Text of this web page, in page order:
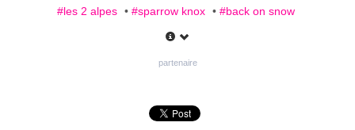
#les 2 alpes • #sparrow knox • #back on snow